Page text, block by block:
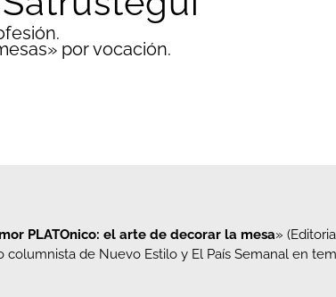
por vocación.
PLATOnico: el arte de decorar la mesa»
columnista de Nuevo Estilo y El País Semanal en